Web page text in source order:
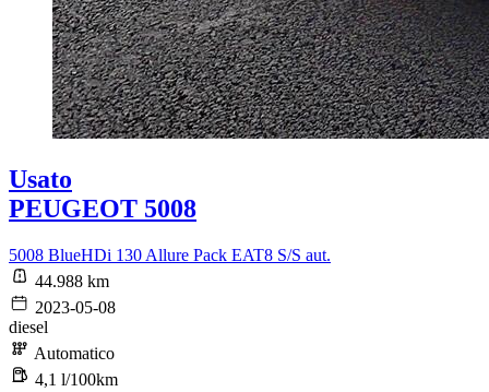
Usato
PEUGEOT 5008
5008 BlueHDi 130 Allure Pack EAT8 S/S aut.
44.988 km
2023-05-08
diesel
Automatico
4,1 l/100km